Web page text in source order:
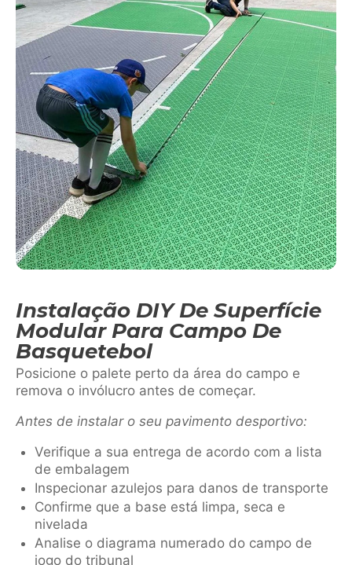
Instalação DIY De Superfície
Modular Para Campo De
Basquetebol
Posicione o palete perto da área do campo e
remova o invólucro antes de começar.
Antes de instalar o seu pavimento desportivo:
Verifique a sua entrega de acordo com a lista
de embalagem
Inspecionar azulejos para danos de transporte
Confirme que a base está limpa, seca e
nivelada
Analise o diagrama numerado do campo de
jogo do tribunal